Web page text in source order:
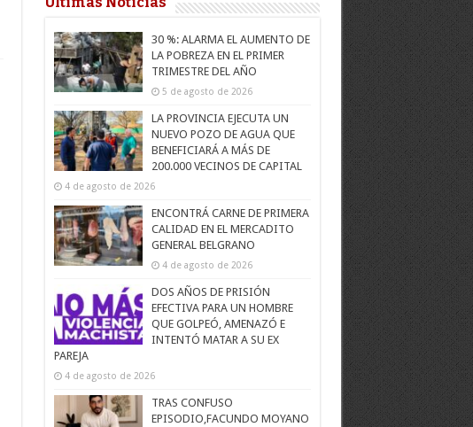
30 %: ALARMA EL AUMENTO DE
LA POBREZA EN EL PRIMER
TRIMESTRE DEL AÑO
5 de agosto de 2026
LA PROVINCIA EJECUTA UN
NUEVO POZO DE AGUA QUE
BENEFICIARÁ A MÁS DE
200.000 VECINOS DE CAPITAL
4 de agosto de 2026
ENCONTRÁ CARNE DE PRIMERA
CALIDAD EN EL MERCADITO
GENERAL BELGRANO
4 de agosto de 2026
DOS AÑOS DE PRISIÓN
EFECTIVA PARA UN HOMBRE
QUE GOLPEÓ, AMENAZÓ E
INTENTÓ MATAR A SU EX
PAREJA
4 de agosto de 2026
TRAS CONFUSO
EPISODIO,FACUNDO MOYANO